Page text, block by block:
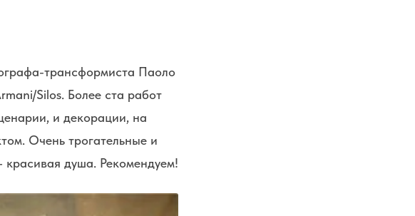
трансформиста Паоло
Silos. Более ста работ
и декорации, на
Очень трогательные и
душа. Рекомендуем!